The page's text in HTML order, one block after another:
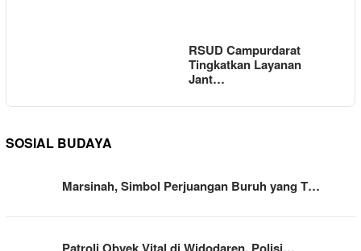
RSUD Campurdarat
Tingkatkan Layanan
Jant…
SOSIAL BUDAYA
Marsinah, Simbol Perjuangan Buruh yang T…